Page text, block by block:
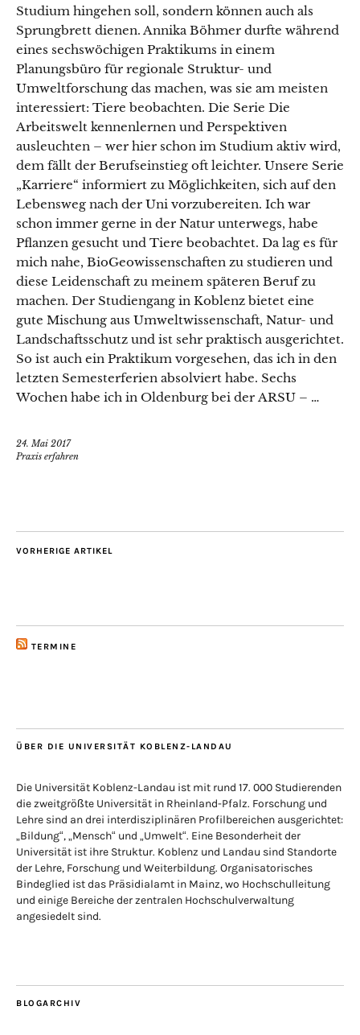
Studium hingehen soll, sondern können auch als
Sprungbrett dienen. Annika Böhmer durfte während
eines sechswöchigen Praktikums in einem
Planungsbüro für regionale Struktur- und
Umweltforschung das machen, was sie am meisten
interessiert: Tiere beobachten. Die Serie Die
Arbeitswelt kennenlernen und Perspektiven
ausleuchten – wer hier schon im Studium aktiv wird,
dem fällt der Berufseinstieg oft leichter. Unsere Serie
„Karriere“ informiert zu Möglichkeiten, sich auf den
Lebensweg nach der Uni vorzubereiten. Ich war
schon immer gerne in der Natur unterwegs, habe
Pflanzen gesucht und Tiere beobachtet. Da lag es für
mich nahe, BioGeowissenschaften zu studieren und
diese Leidenschaft zu meinem späteren Beruf zu
machen. Der Studiengang in Koblenz bietet eine
gute Mischung aus Umweltwissenschaft, Natur- und
Landschaftsschutz und ist sehr praktisch ausgerichtet.
So ist auch ein Praktikum vorgesehen, das ich in den
letzten Semesterferien absolviert habe. Sechs
Wochen habe ich in Oldenburg bei der ARSU – …
24. Mai 2017
Praxis erfahren
VORHERIGE ARTIKEL
TERMINE
ÜBER DIE UNIVERSITÄT KOBLENZ-LANDAU
Die Universität Koblenz-Landau ist mit rund 17. 000 Studierenden
die zweitgrößte Universität in Rheinland-Pfalz. Forschung und
Lehre sind an drei interdisziplinären Profilbereichen ausgerichtet:
„Bildung“, „Mensch“ und „Umwelt“. Eine Besonderheit der
Universität ist ihre Struktur. Koblenz und Landau sind Standorte
der Lehre, Forschung und Weiterbildung. Organisatorisches
Bindeglied ist das Präsidialamt in Mainz, wo Hochschulleitung
und einige Bereiche der zentralen Hochschulverwaltung
angesiedelt sind.
BLOGARCHIV